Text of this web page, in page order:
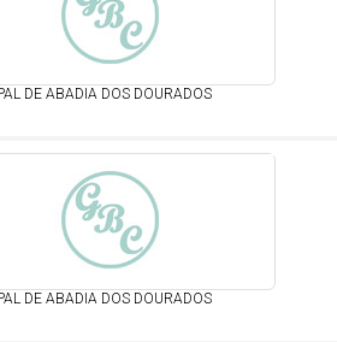
DE ABADIA DOS DOURADOS
DE ABADIA DOS DOURADOS